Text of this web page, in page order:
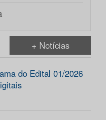
+ Notícias
do Edital 01/2026